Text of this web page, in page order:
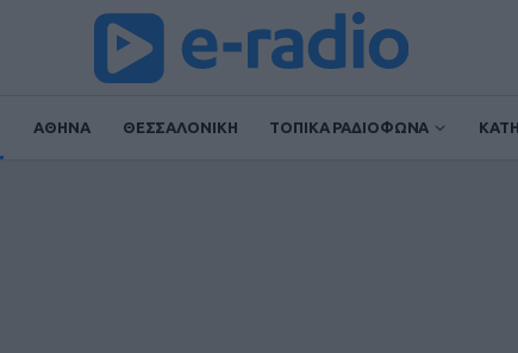
ΑΘΗΝΑ ΘΕΣΣΑΛΟΝΙΚΗ ΤΟΠΙΚΑ ΡΑΔΙΟΦΩΝΑ